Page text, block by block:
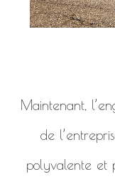
Maintenant,
de
polyvalente et